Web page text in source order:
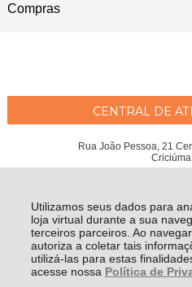
Utilizamos seus dados para
loja virtual durante a sua
terceiros parceiros. Ao
autoriza a coletar tais
utilizá-las para estas
acesse nossa Política de
Compras
CENTRAL DE
Rua João Pessoa, 21
Todos os direitos reservados